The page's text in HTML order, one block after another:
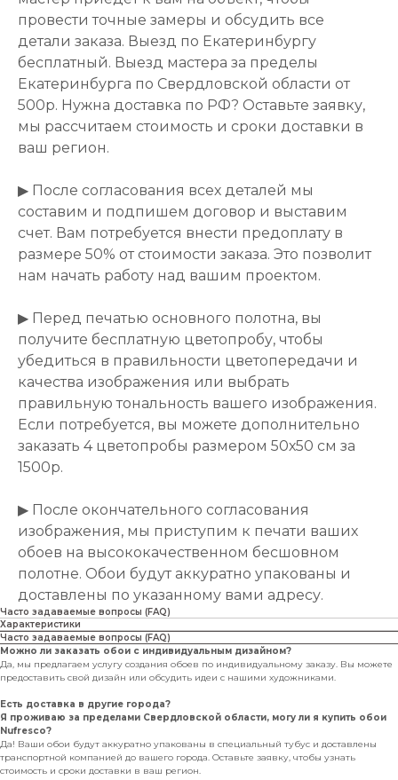
провести точные замеры и обсудить все
детали заказа. Выезд по Екатеринбургу
бесплатный. Выезд мастера за пределы
Екатеринбурга по Свердловской области от
500р. Нужна доставка по РФ? Оставьте заявку,
мы рассчитаем стоимость и сроки доставки в
ваш регион.
▶ После согласования всех деталей мы
составим и подпишем договор и выставим
счет. Вам потребуется внести предоплату в
размере 50% от стоимости заказа. Это позволит
нам начать работу над вашим проектом.
▶ Перед печатью основного полотна, вы
получите бесплатную цветопробу, чтобы
убедиться в правильности цветопередачи и
качества изображения или выбрать
правильную тональность вашего изображения.
Если потребуется, вы можете дополнительно
заказать 4 цветопробы размером 50х50 см за
1500р.
▶ После окончательного согласования
изображения, мы приступим к печати ваших
обоев на высококачественном бесшовном
полотне. Обои будут аккуратно упакованы и
доставлены по указанному вами адресу.
Часто задаваемые вопросы (FAQ)
Характеристики
Часто задаваемые вопросы (FAQ)
Можно ли заказать обои с индивидуальным дизайном?
Да, мы предлагаем услугу создания обоев по индивидуальному заказу. Вы можете
предоставить свой дизайн или обсудить идеи с нашими художниками.
Есть доставка в другие города?
Я проживаю за пределами Свердловской области, могу ли я купить обои
Nufresco?
Да! Ваши обои будут аккуратно упакованы в специальный тубус и доставлены
транспортной компанией до вашего города. Оставьте заявку, чтобы узнать
стоимость и сроки доставки в ваш регион.